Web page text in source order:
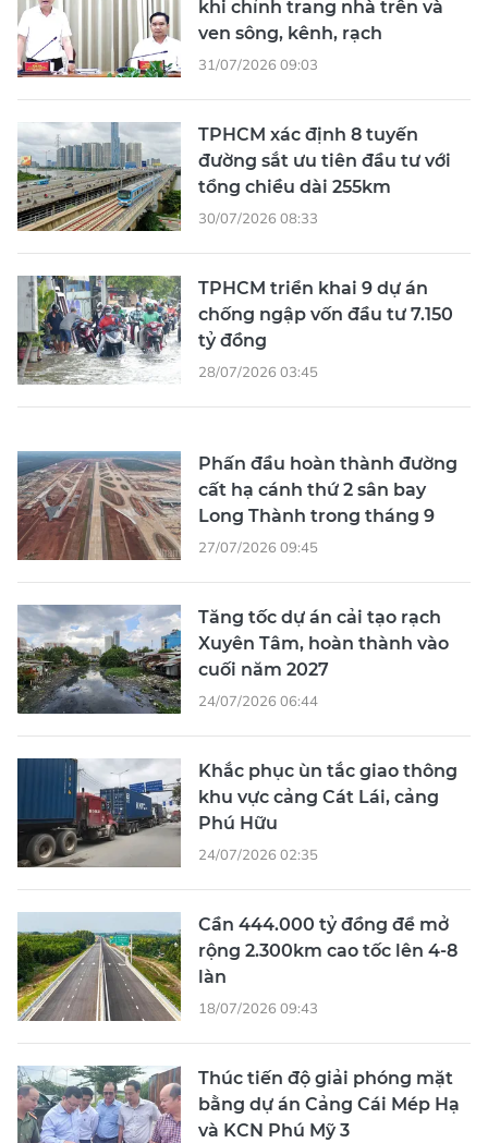
khi chỉnh trang nhà trên và
ven sông, kênh, rạch
31/07/2026 09:03
TPHCM xác định 8 tuyến
đường sắt ưu tiên đầu tư với
tổng chiều dài 255km
30/07/2026 08:33
TPHCM triển khai 9 dự án
chống ngập vốn đầu tư 7.150
tỷ đồng
28/07/2026 03:45
Phấn đầu hoàn thành đường
cất hạ cánh thứ 2 sân bay
Long Thành trong tháng 9
27/07/2026 09:45
Tăng tốc dự án cải tạo rạch
Xuyên Tâm, hoàn thành vào
cuối năm 2027
24/07/2026 06:44
Khắc phục ùn tắc giao thông
khu vực cảng Cát Lái, cảng
Phú Hữu
24/07/2026 02:35
Cần 444.000 tỷ đồng để mở
rộng 2.300km cao tốc lên 4-8
làn
18/07/2026 09:43
Thúc tiến độ giải phóng mặt
bằng dự án Cảng Cái Mép Hạ
và KCN Phú Mỹ 3